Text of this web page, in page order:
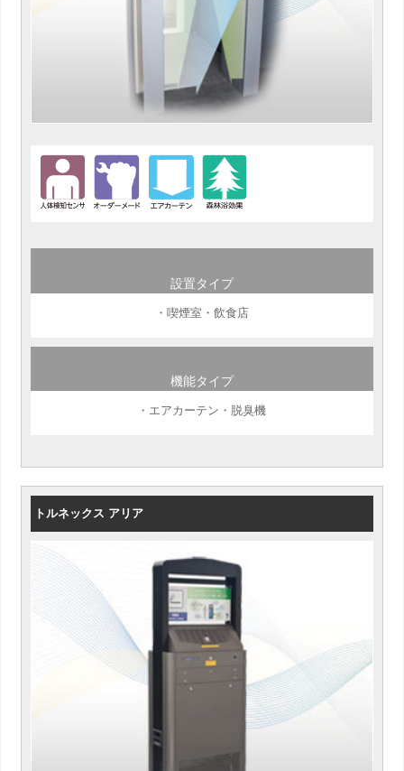
設置タイプ
・喫煙室・飲食店
機能タイプ
・エアカーテン・脱臭機
トルネックス アリア